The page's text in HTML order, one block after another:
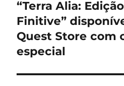
Post
Post
anterior:
“Terra Alia:
Finitive”
Quest Store com
especial